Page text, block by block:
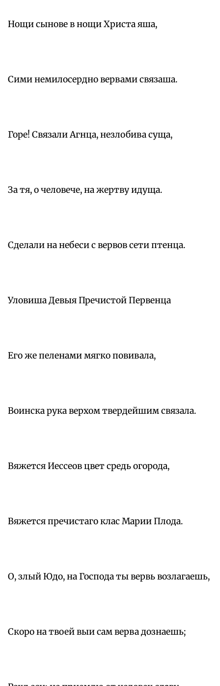
Нощи сынове в нощи Христа яша,
Сими немилосердно вервами связаша.
Горе! Связали Агнца, незлобива суща,
За тя, о человече, на жертву идуща.
Сделали на небеси с вервов сети птенца.
Уловиша Девыя Пречистой Первенца
Его же пеленами мягко повивала,
Воинска рука верхом твердейшим связала.
Вяжется Иессеов цвет средь огорода,
Вяжется пречистаго клас Марии Плода.
О, злый Юдо, на Господа ты вервь возлагаешь,
Скоро на твоей выи сам верва дознаешь;